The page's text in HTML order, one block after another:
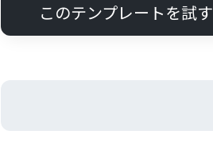
このテンプレートを試す